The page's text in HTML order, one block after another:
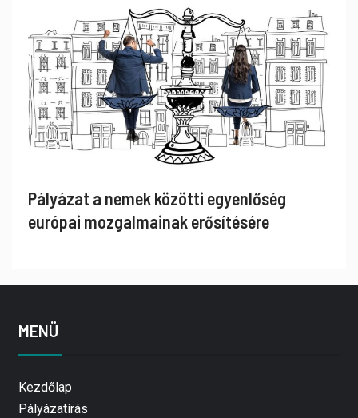
Pályázat a nemek közötti egyenlőség
európai mozgalmainak erősítésére
MENÜ
Kezdőlap
Pályázatírás